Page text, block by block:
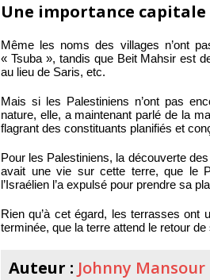
Une importance capitale
Même les noms des villages n’ont
« Tsuba », tandis que Beit Mahsir est
au lieu de Saris, etc.
Mais si les Palestiniens n’ont pas
nature, elle, a maintenant parlé de la
flagrant des constituants planifiés et
Pour les Palestiniens, la découverte
avait une vie sur cette terre, que le
l’Israélien l’a expulsé pour prendre sa
Rien qu’à cet égard, les terrasses ont
terminée, que la terre attend le retour
Auteur : Johnny Mansour